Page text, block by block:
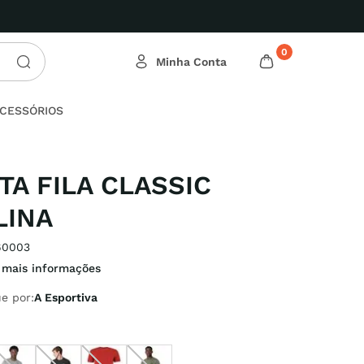
0
FILA CLASSIC
informações
por:A Esportiva